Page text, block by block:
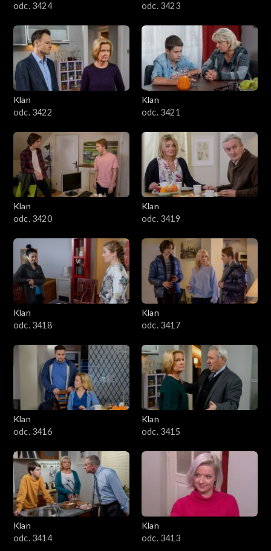
odc. 3424
odc. 3423
Klan
odc. 3422
Klan
odc. 3421
Klan
odc. 3420
Klan
odc. 3419
Klan
odc. 3418
Klan
odc. 3417
Klan
odc. 3416
Klan
odc. 3415
Klan
odc. 3414
Klan
odc. 3413